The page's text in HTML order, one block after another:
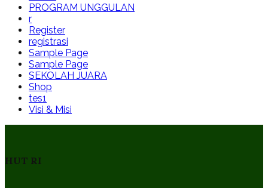
PROGRAM UNGGULAN
r
Register
registrasi
Sample Page
Sample Page
SEKOLAH JUARA
Shop
tes1
Visi & Misi
HUT RI